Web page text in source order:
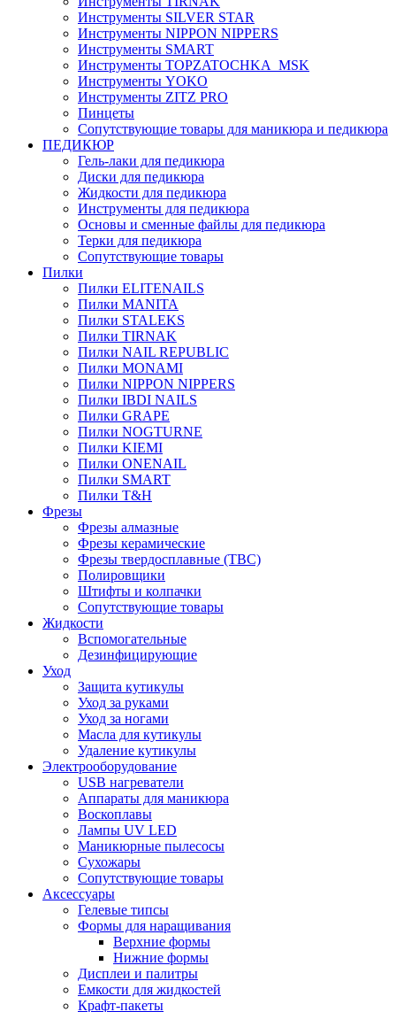
Инструменты SILVER STAR
Инструменты NIPPON NIPPERS
Инструменты SMART
Инструменты TOPZATOCHKA_MSK
Инструменты YOKO
Инструменты ZITZ PRO
Пинцеты
Сопутствующие товары для маникюра и педикюра
ПЕДИКЮР
Гель-лаки для педикюра
Диски для педикюра
Жидкости для педикюра
Инструменты для педикюра
Основы и сменные файлы для педикюра
Терки для педикюра
Сопутствующие товары
Пилки
Пилки ELITENAILS
Пилки MANITA
Пилки STALEKS
Пилки TIRNAK
Пилки NAIL REPUBLIC
Пилки MONAMI
Пилки NIPPON NIPPERS
Пилки IBDI NAILS
Пилки GRAPE
Пилки NOGTURNE
Пилки KIEMI
Пилки ONENAIL
Пилки SMART
Пилки T&H
Фрезы
Фрезы алмазные
Фрезы керамические
Фрезы твердосплавные (ТВС)
Полировщики
Штифты и колпачки
Сопутствующие товары
Жидкости
Вспомогательные
Дезинфицирующие
Уход
Защита кутикулы
Уход за руками
Уход за ногами
Масла для кутикулы
Удаление кутикулы
Электрооборудование
USB нагреватели
Аппараты для маникюра
Воскоплавы
Лампы UV LED
Маникюрные пылесосы
Сухожары
Сопутствующие товары
Аксессуары
Гелевые типсы
Формы для наращивания
Верхние формы
Нижние формы
Дисплеи и палитры
Емкости для жидкостей
Крафт-пакеты